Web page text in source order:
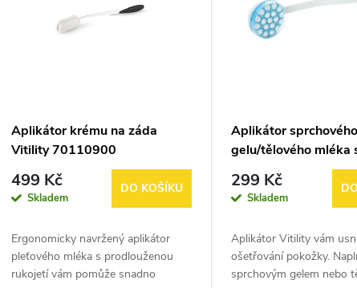
Aplikátor krému na záda
Vitility 70110900
499 Kč
Skladem
DO KOŠÍKU
Ergonomicky navržený aplikátor
pleťového mléka s prodlouženou
rukojetí vám pomůže snadno
Aplikátor sprchového
gelu/tělového mléka
prodlouženou
70110730
299 Kč
Skladem
Aplikátor Vitility vám
ošetřování pokožky.
sprchovým gelem nebo